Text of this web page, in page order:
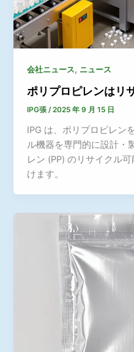
会社ニュース, ニュース
ポリプロピレンはリ
IPG張 /2025 年 9 月 15 日
IPG は、ポリプロピレン
ル機器を専門的に設計・
レン (PP) のリサイクル
けます。